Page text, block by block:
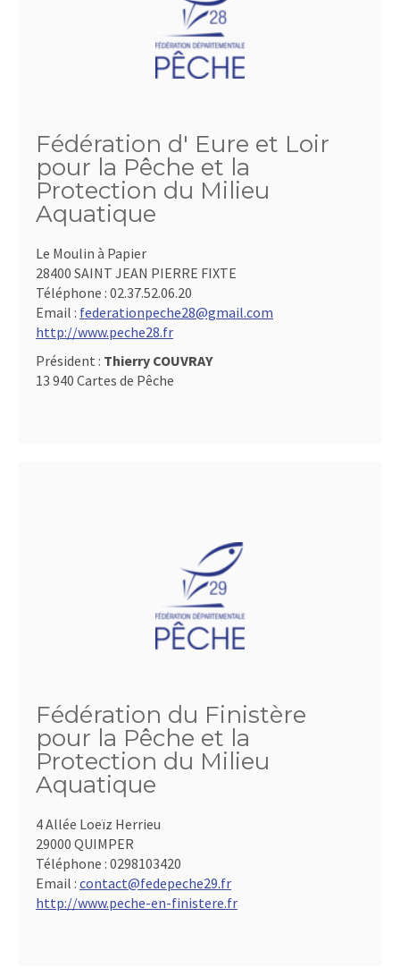
Fédération d' Eure et Loir
pour la Pêche et la
Protection du Milieu
Aquatique
Le Moulin à Papier
28400 SAINT JEAN PIERRE FIXTE
Téléphone : 02.37.52.06.20
Email : federationpeche28@gmail.com
http://www.peche28.fr
Président : Thierry COUVRAY
13 940 Cartes de Pêche
Fédération du Finistère
pour la Pêche et la
Protection du Milieu
Aquatique
4 Allée Loeïz Herrieu
29000 QUIMPER
Téléphone : 0298103420
Email : contact@fedepeche29.fr
http://www.peche-en-finistere.fr